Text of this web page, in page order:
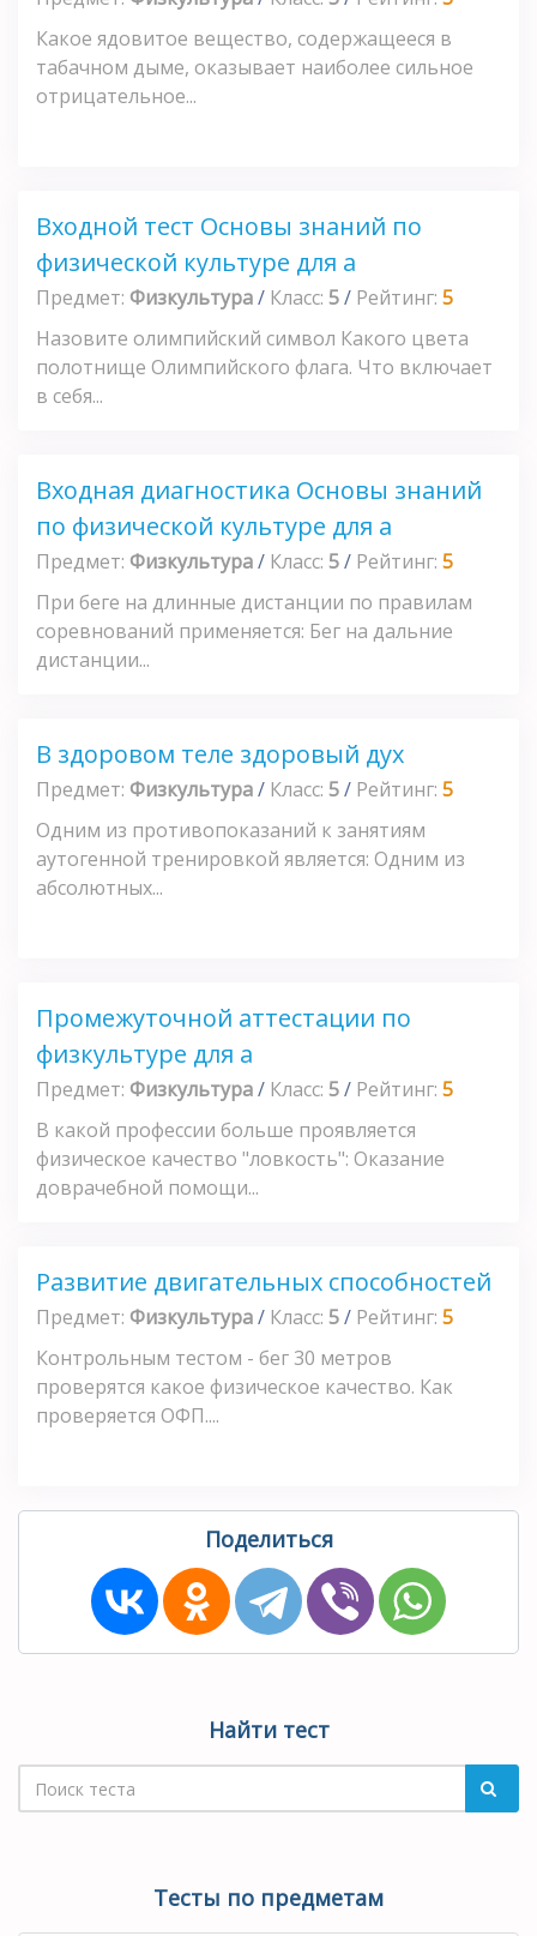
Какое ядовитое вещество, содержащееся в
табачном дыме, оказывает наиболее сильное
отрицательное...
Входной тест Основы знаний по
физической культуре для а
Предмет: Физкультура/ Класс: 5/ Рейтинг: 5
Назовите олимпийский символ Какого цвета
полотнище Олимпийского флага. Что включает
в себя...
Входная диагностика Основы знаний
по физической культуре для а
Предмет: Физкультура/ Класс: 5/ Рейтинг: 5
При беге на длинные дистанции по правилам
соревнований применяется: Бег на дальние
дистанции...
В здоровом теле здоровый дух
Предмет: Физкультура/ Класс: 5/ Рейтинг: 5
Одним из противопоказаний к занятиям
аутогенной тренировкой является: Одним из
абсолютных...
Промежуточной аттестации по
физкультуре для а
Предмет: Физкультура/ Класс: 5/ Рейтинг: 5
В какой профессии больше проявляется
физическое качество "ловкость": Оказание
доврачебной помощи...
Развитие двигательных способностей
Предмет: Физкультура/ Класс: 5/ Рейтинг: 5
Контрольным тестом - бег 30 метров
проверятся какое физическое качество. Как
проверяется ОФП....
Поделиться
Найти тест
Тесты по предметам